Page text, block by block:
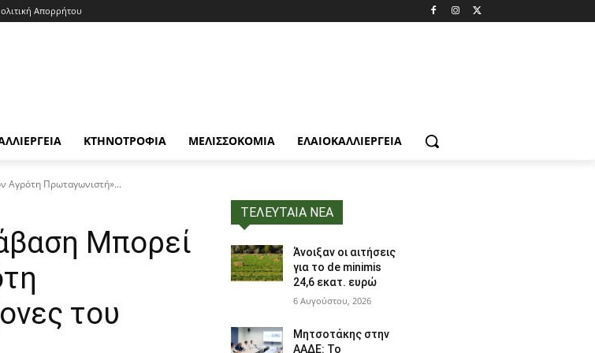
Απορρήτου
ΚΤΗΝΟΤΡΟΦΙΑ ΜΕΛΙΣΣΟΚΟΜΙΑ ΕΛΑΙΟΚΑΛΛΙΈΡΓΕΙΑ
Αγρότη Πρωταγωνιστή»...
Μπορεί
του
ΤΕΛΕΥΤΑΙΑ ΝΕΑ
Άνοιξαν οι αιτήσεις
για το de minimis
24,6 εκατ. ευρώ
6 Αυγούστου, 2026
Μητσοτάκης στην
ΑΑΔΕ: Το